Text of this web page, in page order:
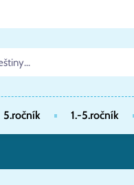
5.ročník 1.-5.ročník